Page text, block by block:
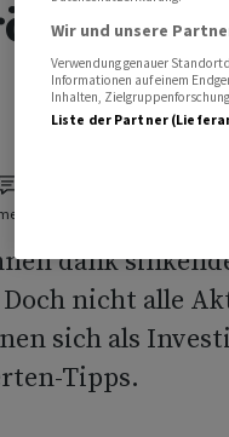
dank
nicht alle
sich als
Tipps.
Wir und unsere
Verwendung genauer
Informationen auf einem
Inhalten,
Liste der Partner